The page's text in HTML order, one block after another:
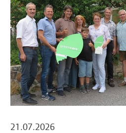
21.07.2026